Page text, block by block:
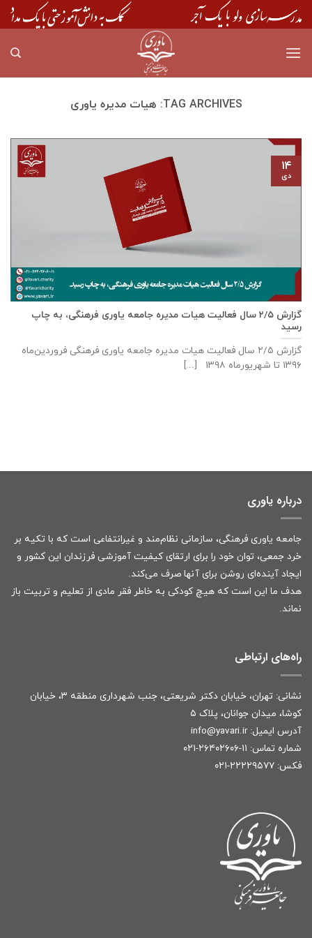
Skip
to
TAG ARCHIVES: هیات مدیره یاوری
گزارش ۲/۵ سال فعالیت هیات مدیره جامعه یاوری فرهنگی، به چاپ
رسید
گزارش ۲/۵ سال فعالیت هیات مدیره جامعه یاوری فرهنگی فروردین‌ماه
۱۳۹۶ تا شهریورماه ۱۳۹۸ [...]
۱۴
دی
درباره یاوری
جامعه یاوری فرهنگی، سازمانی نظام‌مند و غیرانتفاعی است که با تکیه بر
خرد جمعی، توان خود را برای ارتقای کیفیت آموزشی فرزندان این کشور و
ایجاد آینده‌ای روشن برای آنها صرف می‌کند.
هدف ما این است که هیچ کودکی به خاطر فقر مادی از تعلیم و تربیت باز
نماند.
راه‌های ارتباطی
نشانی: تهران، خیابان دکتر شریعتی، جنب شهرداری منطقه ۳، خیابان
کوشا، میدان جوانان، پلاک ۵
آدرس ایمیل: info@yavari.ir
شماره تماس: ۱۱-۲۶۴۰۲۶۰۶-۰۲۱
فکس: ۲۲۲۲۹۵۷۷-۰۲۱